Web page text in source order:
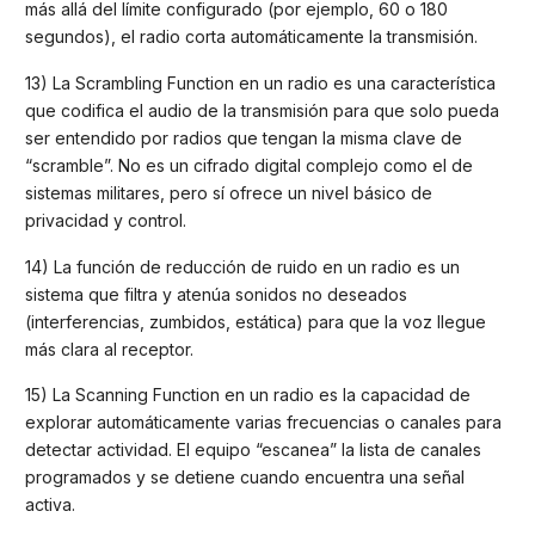
más allá del límite configurado (por ejemplo, 60 o 180
segundos), el radio corta automáticamente la transmisión.
13) La Scrambling Function en un radio es una característica
que codifica el audio de la transmisión para que solo pueda
ser entendido por radios que tengan la misma clave de
“scramble”. No es un cifrado digital complejo como el de
sistemas militares, pero sí ofrece un nivel básico de
privacidad y control.
14) La función de reducción de ruido en un radio es un
sistema que filtra y atenúa sonidos no deseados
(interferencias, zumbidos, estática) para que la voz llegue
más clara al receptor.
15) La Scanning Function en un radio es la capacidad de
explorar automáticamente varias frecuencias o canales para
detectar actividad. El equipo “escanea” la lista de canales
programados y se detiene cuando encuentra una señal
activa.